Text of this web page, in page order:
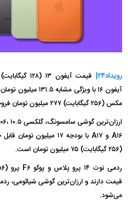
رویداد۲۴|
مکس (۲۵۶ گیگابایت) ۲۷۷ میلیون تومان فروخته می‌شود.
(۲۵۶ گیگابایت) ۷۵ میلیون تومان است.
می‌شود.